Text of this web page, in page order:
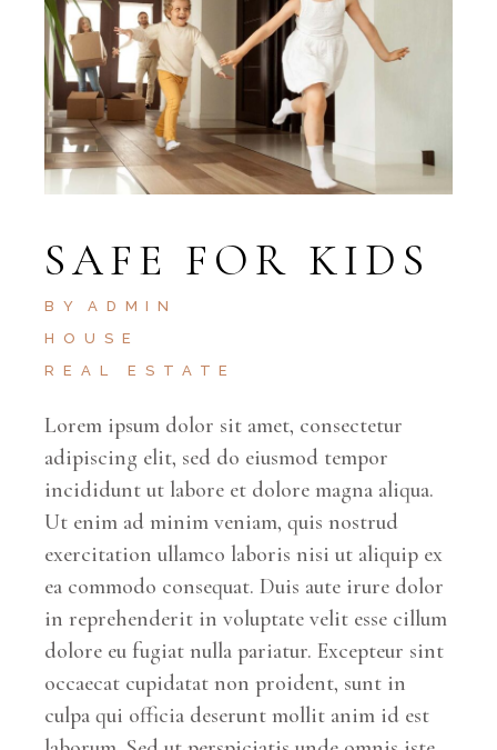
SAFE FOR KIDS
BY
ADMIN
HOUSE
REAL ESTATE
Lorem ipsum dolor sit amet, consectetur
adipiscing elit, sed do eiusmod tempor
incididunt ut labore et dolore magna aliqua.
Ut enim ad minim veniam, quis nostrud
exercitation ullamco laboris nisi ut aliquip ex
ea commodo consequat. Duis aute irure dolor
in reprehenderit in voluptate velit esse cillum
dolore eu fugiat nulla pariatur. Excepteur sint
occaecat cupidatat non proident, sunt in
culpa qui officia deserunt mollit anim id est